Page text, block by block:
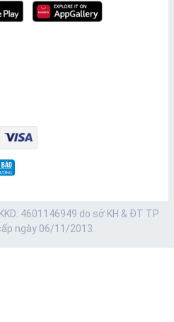
4601146949 do sở KH & ĐT TP
ngày 06/11/2013.